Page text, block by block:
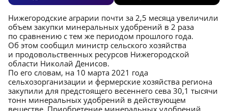
Нижегородские аграрии почти за 2,5 месяца увеличили
объем закупки минеральных удобрений в 2 раза
по сравнению с тем же периодом прошлого года.
Об этом сообщил министр сельского хозяйства
и продовольственных ресурсов Нижегородской
области Николай Денисов.
По его словам, на 10 марта 2021 года
сельхозорганизации и фермерские хозяйства региона
закупили для предстоящего весеннего сева 30,1 тысячи
тонн минеральных удобрений в действующем
веществе. Приобретение минеральных удобрений